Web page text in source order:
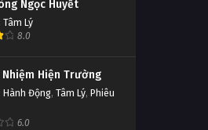
Ngọc Huyết
Tâm Lý
8.0
Hiện Trường
Hành Động, Tâm Lý, Phiêu
6.0